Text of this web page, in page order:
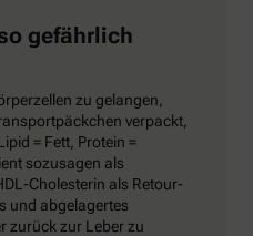
gefährlich
zu gelangen,
verpackt,
= Fett, Protein =
sozusagen als
Cholesterin als Retour-
und abgelagertes
zurück zur Leber zu